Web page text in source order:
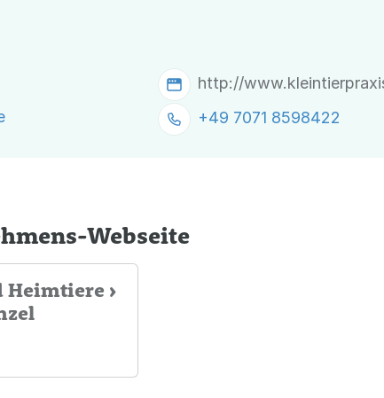
http://
+49 7071 8598422
Webseite
›